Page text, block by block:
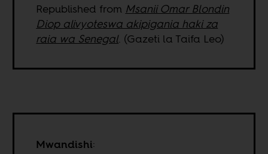
Republished from Msanii Omar Blondin
Diop alivyoteswa akipigania haki za
raia wa Senegal. (Gazeti la Taifa Leo)
Mwandishi: